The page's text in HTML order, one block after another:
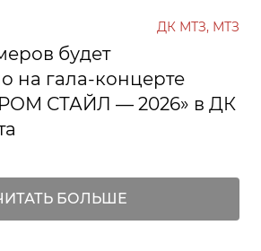
ДК МТЗ, МТЗ
будет
на гала-концерте
СТАЙЛ — 2026» в ДК
БОЛЬШЕ